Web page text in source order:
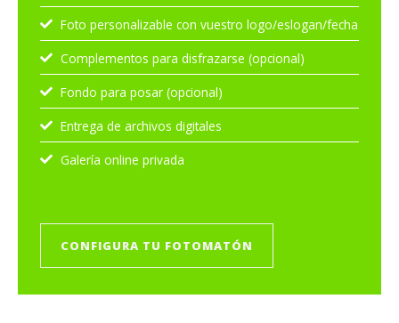
Foto personalizable con vuestro logo/eslogan/fecha
Complementos para disfrazarse (opcional)
Fondo para posar (opcional)
Entrega de archivos digitales
Galería online privada
CONFIGURA TU FOTOMATÓN